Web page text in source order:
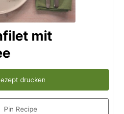
mit
drucken
Pin Recipe